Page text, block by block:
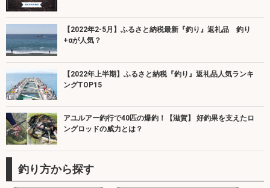
【2022年2-5月】ふるさと納税最新『釣り』返礼品 釣り
+αが人気？
【2022年上半期】ふるさと納税『釣り』返礼品人気ランキ
ングTOP15
アユルアー釣行で40匹の爆釣！【滋賀】 好釣果を支えたロ
ングロッドの威力とは？
釣り方から探す